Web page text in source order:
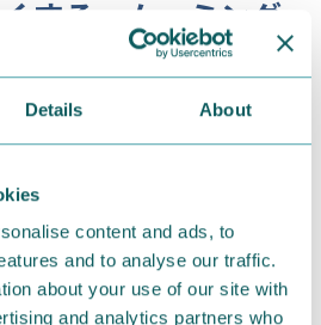
Details About
content and ads, to
and to analyse our traffic.
about your use of our site with
and analytics partners who
する、ムーミング